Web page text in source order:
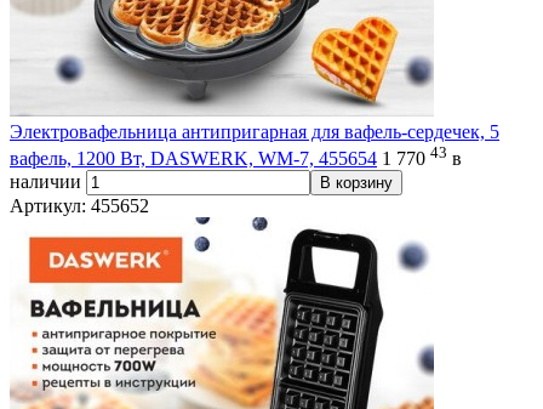
Электровафельница антипригарная для вафель-сердечек, 5
вафель, 1200 Вт, DASWERK, WM-7, 455654 1 770 43 в
наличии
В корзину
Артикул: 455652